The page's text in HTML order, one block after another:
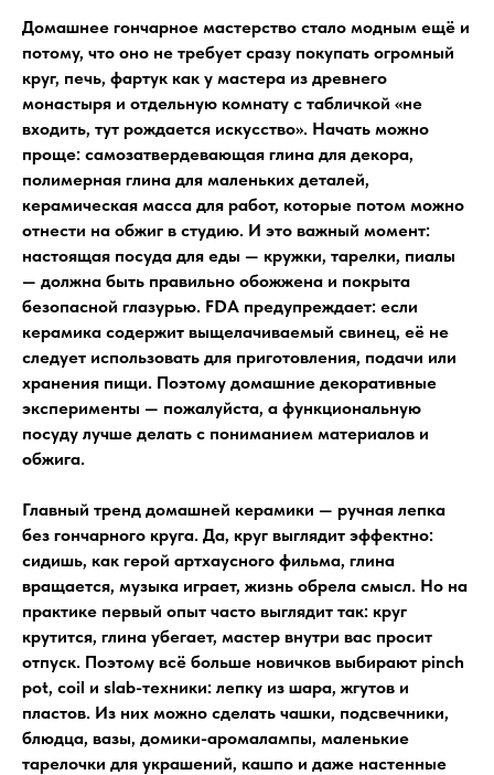
Домашнее гончарное мастерство стало модным ещё и
потому, что оно не требует сразу покупать огромный
круг, печь, фартук как у мастера из древнего
монастыря и отдельную комнату с табличкой «не
входить, тут рождается искусство». Начать можно
проще: самозатвердевающая глина для декора,
полимерная глина для маленьких деталей,
керамическая масса для работ, которые потом можно
отнести на обжиг в студию. И это важный момент:
настоящая посуда для еды — кружки, тарелки, пиалы
— должна быть правильно обожжена и покрыта
безопасной глазурью. FDA предупреждает: если
керамика содержит выщелачиваемый свинец, её не
следует использовать для приготовления, подачи или
хранения пищи. Поэтому домашние декоративные
эксперименты — пожалуйста, а функциональную
посуду лучше делать с пониманием материалов и
обжига.
Главный тренд домашней керамики — ручная лепка
без гончарного круга. Да, круг выглядит эффектно:
сидишь, как герой артхаусного фильма, глина
вращается, музыка играет, жизнь обрела смысл. Но на
практике первый опыт часто выглядит так: круг
крутится, глина убегает, мастер внутри вас просит
отпуск. Поэтому всё больше новичков выбирают pinch
pot, coil и slab-техники: лепку из шара, жгутов и
пластов. Из них можно сделать чашки, подсвечники,
блюдца, вазы, домики-аромалампы, маленькие
тарелочки для украшений, кашпо и даже настенные